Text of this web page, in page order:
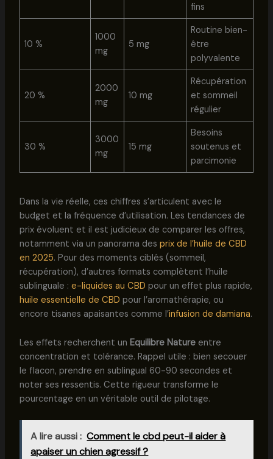
fins
10 %
1000
mg
5 mg
Routine bien-
être
polyvalente
20 %
2000
mg
10 mg
Récupération
et sommeil
régulier
30 %
3000
mg
15 mg
Besoins
soutenus et
parcimonie
Dans la vie réelle, ces chiffres s’articulent avec le
budget et la fréquence d’utilisation. Les tendances de
prix évoluent et il est judicieux de comparer les offres,
notamment via un panorama des prix de l’huile de CBD
en 2025. Pour des moments ciblés (sommeil,
récupération), d’autres formats complètent l’huile
sublinguale : e-liquides au CBD pour un effet plus rapide,
huile essentielle de CBD pour l’aromathérapie, ou
encore tisanes apaisantes comme l’infusion de damiana.
Les effets recherchent un Equilibre Natureentre
concentration et tolérance. Rappel utile : bien secouer
le flacon, prendre en sublingual 60-90 secondes et
noter ses ressentis. Cette rigueur transforme le
pourcentage en un véritable outil de pilotage.
A lire aussi : Comment le cbd peut-il aider à
apaiser un chien agressif ?